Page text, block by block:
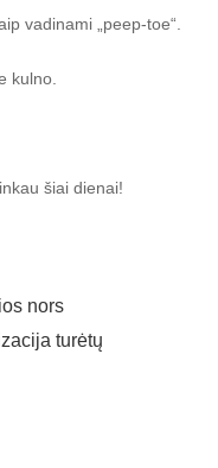
vadinami „peep-toe“.
kulno.
šiai dienai!
nors
turėtų